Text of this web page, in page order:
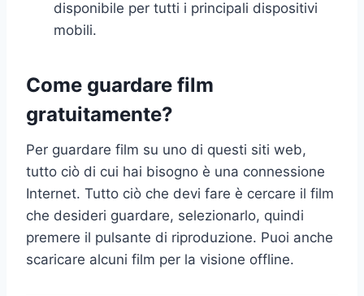
disponibile per tutti i principali dispositivi
mobili.
Come guardare film
gratuitamente?
Per guardare film su uno di questi siti web,
tutto ciò di cui hai bisogno è una connessione
Internet. Tutto ciò che devi fare è cercare il film
che desideri guardare, selezionarlo, quindi
premere il pulsante di riproduzione. Puoi anche
scaricare alcuni film per la visione offline.